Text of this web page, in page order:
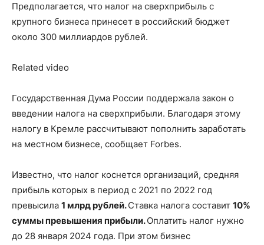
Предполагается, что налог на сверхприбыль с
крупного бизнеса принесет в российский бюджет
около 300 миллиардов рублей.
Related video
Государственная Дума России поддержала закон о
введении налога на сверхприбыли. Благодаря этому
налогу в Кремле рассчитывают пополнить заработать
на местном бизнесе, сообщает Forbes.
Известно, что налог коснется организаций, средняя
прибыль которых в период с 2021 по 2022 год
превысила 1 млрд рублей.Ставка налога составит 10%
суммы превышения прибыли.Оплатить налог нужно
до 28 января 2024 года. При этом бизнес